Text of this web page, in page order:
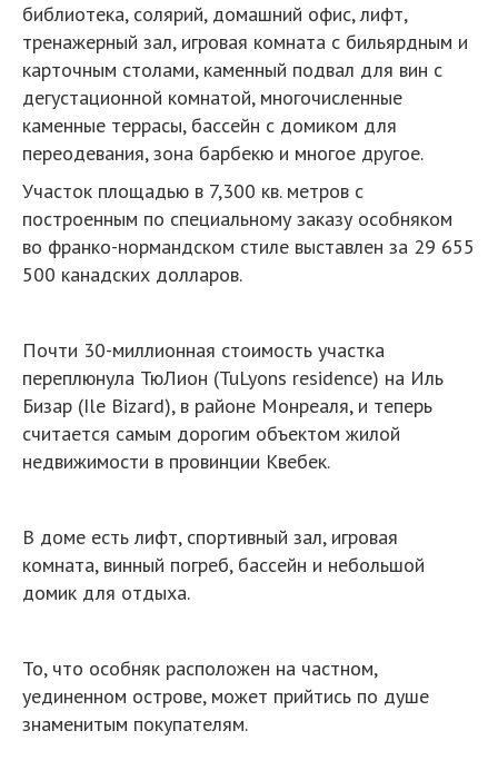
библиотека, солярий, домашний офис, лифт,
тренажерный зал, игровая комната с бильярдным и
карточным столами, каменный подвал для вин с
дегустационной комнатой, многочисленные
каменные террасы, бассейн с домиком для
переодевания, зона барбекю и многое другое.
Участок площадью в 7,300 кв. метров с
построенным по специальному заказу особняком
во франко-нормандском стиле выставлен за 29 655
500 канадских долларов.
Почти 30-миллионная стоимость участка
переплюнула ТюЛион (TuLyons residence) на Иль
Бизар (Ile Bizard), в районе Монреаля, и теперь
считается самым дорогим объектом жилой
недвижимости в провинции Квебек.
В доме есть лифт, спортивный зал, игровая
комната, винный погреб, бассейн и небольшой
домик для отдыха.
То, что особняк расположен на частном,
уединенном острове, может прийтись по душе
знаменитым покупателям.